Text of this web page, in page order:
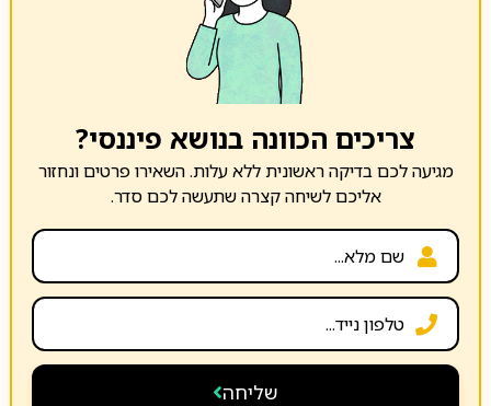
צריכים הכוונה בנושא פיננסי?
מגיעה לכם בדיקה ראשונית ללא עלות. השאירו פרטים ונחזור
אליכם לשיחה קצרה שתעשה לכם סדר.
שליחה